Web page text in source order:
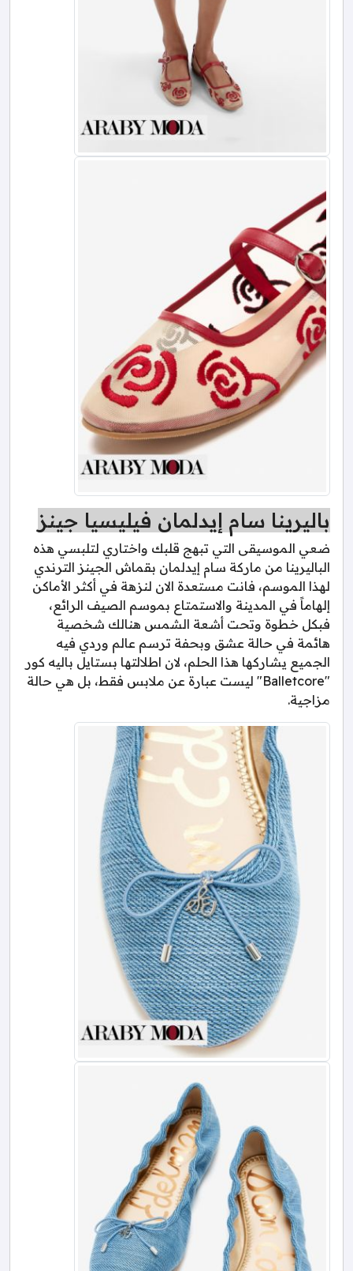
باليرينا سام إيدلمان فيليسيا جينز
ضعي الموسيقى التي تبهج قلبك واختاري لتلبسي هذه
الباليرينا من ماركة سام إيدلمان بقماش الجينز الترندي
لهذا الموسم، فانت مستعدة الان لنزهة في أكثر الأماكن
إلهاماً في المدينة والاستمتاع بموسم الصيف الرائع،
فبكل خطوة وتحت أشعة الشمس هنالك شخصية
هائمة في حالة عشق وبحفة ترسم عالم وردي فيه
الجميع يشاركها هذا الحلم، لان اطلالتها بستايل باليه كور
"Balletcore" ليست عبارة عن ملابس فقط، بل هي حالة
مزاجية.